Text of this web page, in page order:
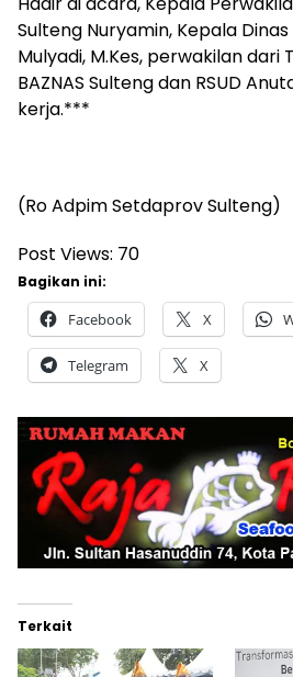
Sulteng Nuryamin, Kepala Dinas
Mulyadi, M.Kes, perwakilan dari
BAZNAS Sulteng dan RSUD
kerja.***
(Ro Adpim Setdaprov Sulteng)
Post Views: 70
Bagikan ini:
Facebook X
Telegram X
Terkait